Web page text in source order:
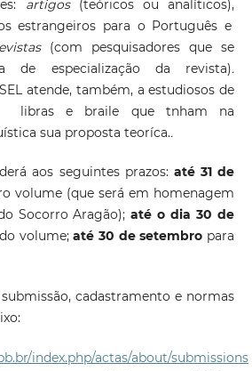
artigos(teóricos ou analíticos),
estrangeiros para o Português e
(com pesquisadores que se
de especialização da revista).
atende, também, a estudiosos de
libras e braile que tnham na
sua proposta teoríca..
aos seguintes prazos: até 31 de
volume (que será em homenagem
Socorro Aragão);até o dia 30 de
volume;até 30 de setembro para
cadastramento e normas
index.php/actas/about/submissions